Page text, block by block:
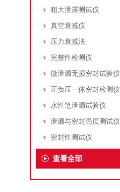
粗大泄露测试仪
真空衰减仪
压力衰减法
完整性检测仪
微泄漏无损密封试验仪
正负压一体密封检测仪
水性笔泄漏试验仪
泄漏与密封强度测试仪
密封性测试仪
查看全部